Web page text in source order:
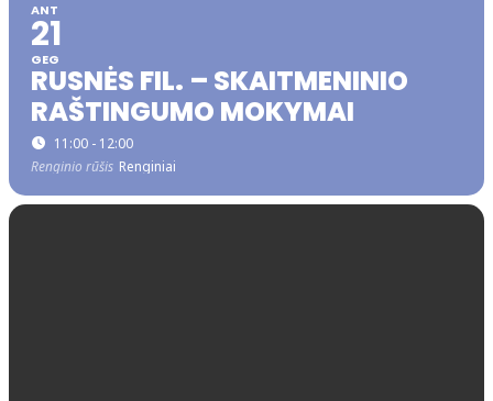
ANT
21
GEG
RUSNĖS FIL. – SKAITMENINIO
RAŠTINGUMO MOKYMAI
11:00 - 12:00
Renginio rūšis Renginiai